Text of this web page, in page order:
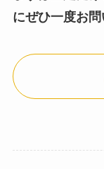
にぜひ一度お問